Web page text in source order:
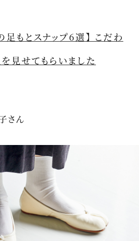
足もとスナップ6選】 こだわ
見せてもらいました
さん